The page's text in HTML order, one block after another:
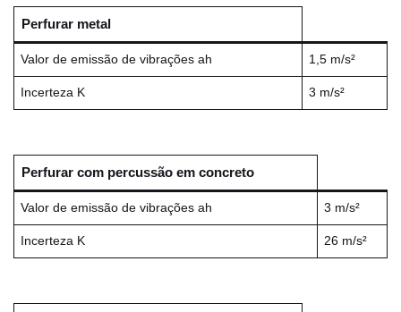
Perfurar metal
Valor de emissão de vibrações ah 1,5 m/s²
Incerteza K 3 m/s²
Perfurar com percussão em concreto
Valor de emissão de vibrações ah 3 m/s²
Incerteza K 26 m/s²